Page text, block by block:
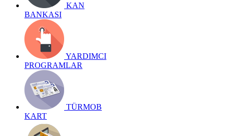
KAN
BANKASI
YARDIMCI
PROGRAMLAR
TÜRMOB
KART